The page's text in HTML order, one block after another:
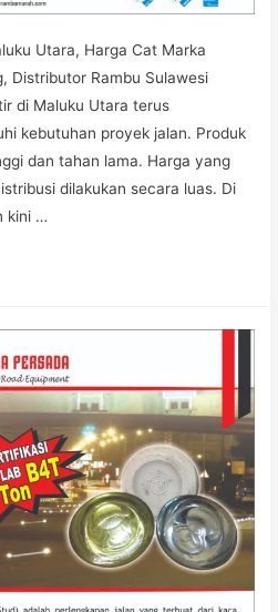
Utara, Harga Cat Marka
Distributor Rambu Sulawesi
di Maluku Utara terus
kebutuhan proyek jalan. Produk
dan tahan lama. Harga yang
dilakukan secara luas. Di
kini …